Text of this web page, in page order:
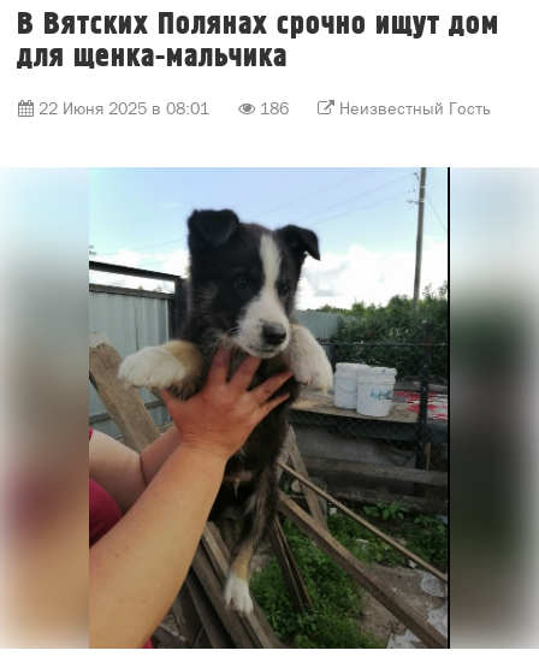
В Вятских Полянах срочно ищут дом
для щенка-мальчика
22 Июня 2025 в 08:01 186 Неизвестный Гость